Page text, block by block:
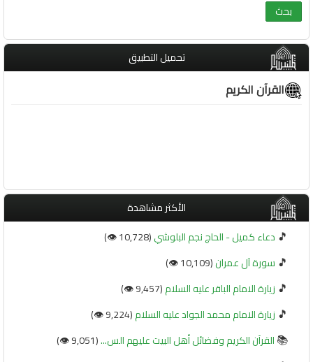
تحميل التطبيق
القرآن الكريم
الأكثر مشاهدة
🎵 دعاء كميل - الحاج نجم البلوشي(10,728 👁️)
🎵 سورة آل عمران(10,109 👁️)
🎵 زيارة الامام الباقر عليه السلام(9,457 👁️)
🎵 زيارة الامام محمد الجواد عليه السلام(9,224 👁️)
📚القرآن الكريم وفضائل أهل البيت عليهم الس...(9,051 👁️)